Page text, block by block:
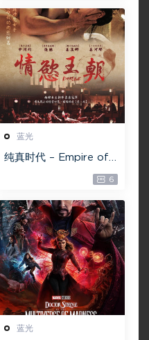
盘专用下载 ]
蓝光
纯真时代 – Empire of
Lust 2D 蓝光原盘 33.1
GB ISO【115网盘专用
下载】
6
蓝光